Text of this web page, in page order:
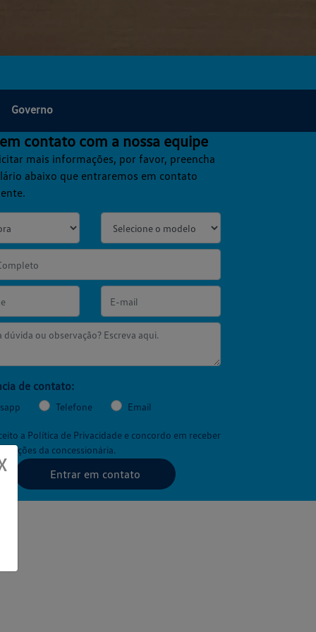
Governo
contato com a nossa equipe
mais informações, por favor, preencha
abaixo que entraremos em contato
de contato:
Telefone Email
a Política de Privacidadee concordo em receber
da concessionária.
Entrar em contato